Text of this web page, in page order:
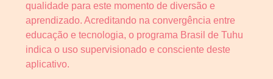
qualidade para este momento de diversão e
aprendizado. Acreditando na convergência entre
educação e tecnologia, o programa Brasil de Tuhu
indica o uso supervisionado e consciente deste
aplicativo.